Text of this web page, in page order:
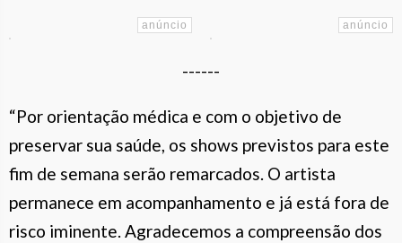
------
“Por orientação médica e com o objetivo de
preservar sua saúde, os shows previstos para este
fim de semana serão remarcados. O artista
permanece em acompanhamento e já está fora de
risco iminente. Agradecemos a compreensão dos